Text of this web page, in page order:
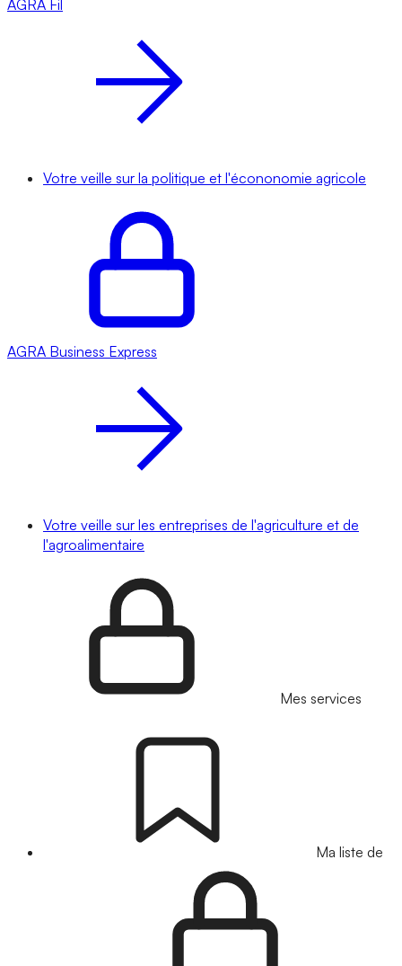
AGRA Fil
Votre veille sur la politique et l'écononomie agricole
AGRA Business Express
Votre veille sur les entreprises de l'agriculture et de
l'agroalimentaire
Mes services
Ma liste de